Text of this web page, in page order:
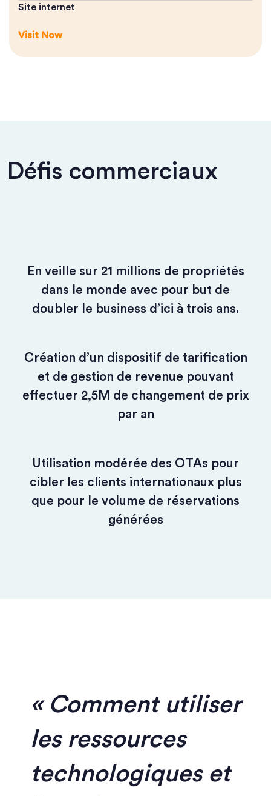
Site internet
Visit Now
Défis commerciaux
En veille sur 21 millions de propriétés
dans le monde avec pour but de
doubler le business d’ici à trois ans.
Création d’un dispositif de tarification
et de gestion de revenue pouvant
effectuer 2,5M de changement de prix
par an
Utilisation modérée des OTAs pour
cibler les clients internationaux plus
que pour le volume de réservations
générées
Comment utiliser
les ressources
technologiques et